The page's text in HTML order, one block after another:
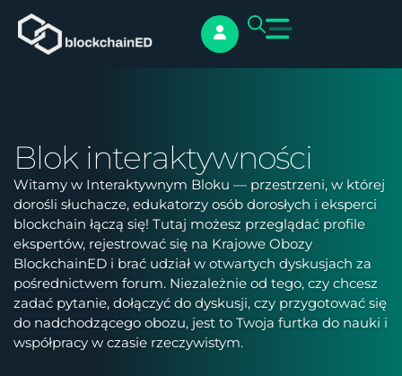
Blok interaktywności
Witamy w Interaktywnym Bloku — przestrzeni, w której
dorośli słuchacze, edukatorzy osób dorosłych i eksperci
blockchain łączą się! Tutaj możesz przeglądać profile
ekspertów, rejestrować się na Krajowe Obozy
BlockchainED i brać udział w otwartych dyskusjach za
pośrednictwem forum. Niezależnie od tego, czy chcesz
zadać pytanie, dołączyć do dyskusji, czy przygotować się
do nadchodzącego obozu, jest to Twoja furtka do nauki i
współpracy w czasie rzeczywistym.